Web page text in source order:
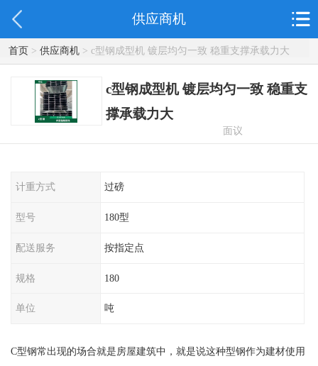
供应商机
首页> 供应商机> c型钢成型机 镀层均匀一致 稳重支撑承载力大
c型钢成型机 镀层均匀一致 稳重支
撑承载力大
面议
计重方式 过磅
型号 180型
配送服务 按指定点
规格 180
单位 吨
C型钢常出现的场合就是房屋建筑中，就是说这种型钢作为建材使用